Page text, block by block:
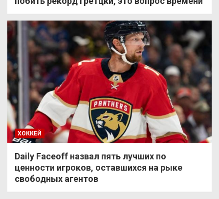
ХОККЕЙ
Daily Faceoff назвал пять лучших по
ценности игроков, оставшихся на рыке
свободных агентов